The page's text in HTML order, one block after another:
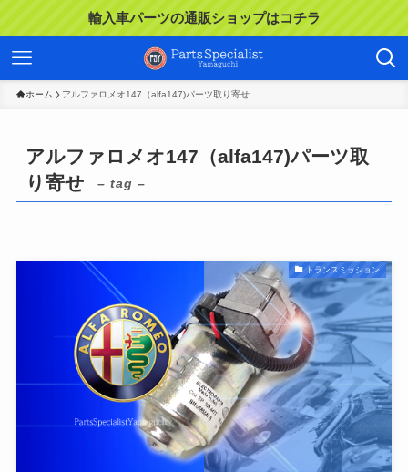
輸入車パーツの通販ショップはコチラ
ホーム アルファロメオ147（alfa147)パーツ取り寄せ
アルファロメオ147（alfa147)パーツ取
り寄せ
– tag –
トランスミッション